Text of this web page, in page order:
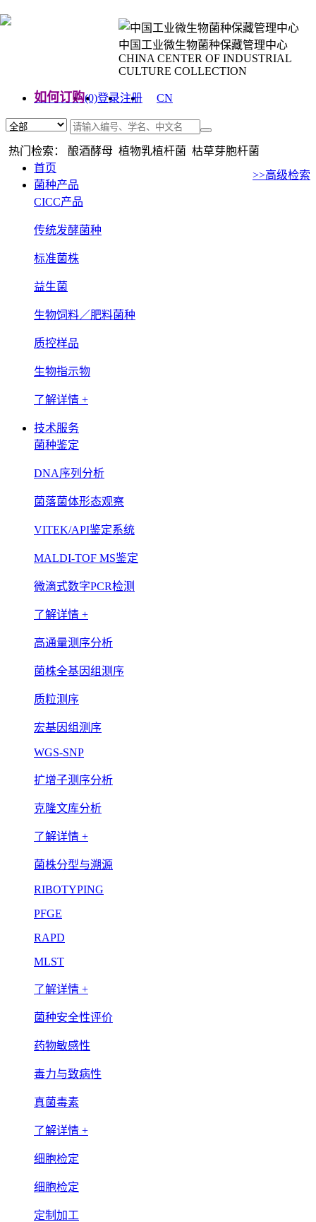
中国工业微生物菌种保藏管理中心
CHINA CENTER OF INDUSTRIAL
CULTURE COLLECTION
如何订购(0)登录注册
CN
热门检索： 酿酒酵母 植物乳植杆菌 枯草芽胞杆菌
>>高级检索
首页
菌种产品
CICC产品
传统发酵菌种
标准菌株
益生菌
生物饲料／肥料菌种
质控样品
生物指示物
了解详情 +
技术服务
菌种鉴定
DNA序列分析
菌落菌体形态观察
VITEK/API鉴定系统
MALDI-TOF MS鉴定
微滴式数字PCR检测
了解详情 +
高通量测序分析
菌株全基因组测序
质粒测序
宏基因组测序
WGS-SNP
扩增子测序分析
克隆文库分析
了解详情 +
菌株分型与溯源
RIBOTYPING
PFGE
RAPD
MLST
了解详情 +
菌种安全性评价
药物敏感性
毒力与致病性
真菌毒素
了解详情 +
细胞检定
细胞检定
定制加工